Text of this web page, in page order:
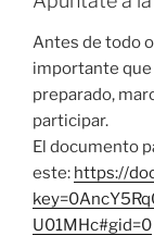
Antes de todo
importante que
preparado,
participar.
El documento
este: https://
U01MHc#gid=0